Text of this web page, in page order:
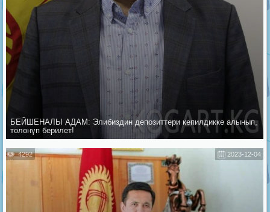
БЕЙШЕНАЛЫ АДАМ: Элибиздин депозиттери кепилдикке алынып,
төлөнүп берилет!
2023-12-04
4292